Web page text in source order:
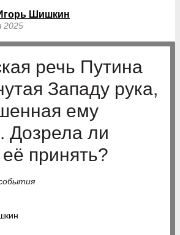
Шишкин
2025
речь Путина
Западу рука,
ему
Дозрела ли
принять?